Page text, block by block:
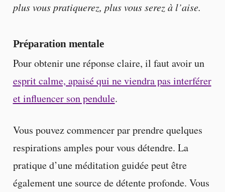
plus vous pratiquerez, plus vous serez à l’aise.
Préparation mentale
Pour obtenir une réponse claire, il faut avoir un
esprit calme, apaisé qui ne viendra pas interférer
et influencer son pendule.
Vous pouvez commencer par prendre quelques
respirations amples pour vous détendre. La
pratique d’une méditation guidée peut être
également une source de détente profonde. Vous